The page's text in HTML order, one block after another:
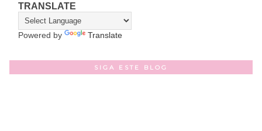
TRANSLATE
Powered by Translate
SIGA ESTE BLOG